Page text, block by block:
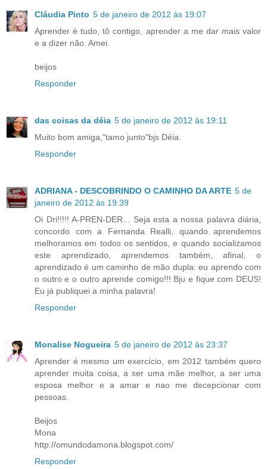
Cláudia Pinto 5 de janeiro de 2012 às 19:07
Aprender é tudo, tô contigo, aprender a me dar mais valor
e a dizer não. Amei.
beijos
Responder
das coisas da déia 5 de janeiro de 2012 às 19:11
Muito bom amiga,"tamo junto"bjs Déia.
Responder
ADRIANA - DESCOBRINDO O CAMINHO DA ARTE 5 de
janeiro de 2012 às 19:39
Oi Dri!!!!! A-PREN-DER... Seja esta a nossa palavra diária,
concordo com a Fernanda Realli, quando aprendemos
melhoramos em todos os sentidos, e quando socializamos
este aprendizado, aprendemos também, afinal, o
aprendizado é um caminho de mão dupla: eu aprendo com
o outro e o outro aprende comigo!!! Bju e fique com DEUS!
Eu já publiquei a minha palavra!
Responder
Monalise Nogueira 5 de janeiro de 2012 às 23:37
Aprender é mesmo um exercício, em 2012 também quero
aprender muita coisa, a ser uma mãe melhor, a ser uma
esposa melhor e a amar e nao me decepcionar com
pessoas.
Beijos
Mona
http://omundodamona.blogspot.com/
Responder